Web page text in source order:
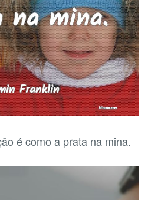
é como a prata na mina.